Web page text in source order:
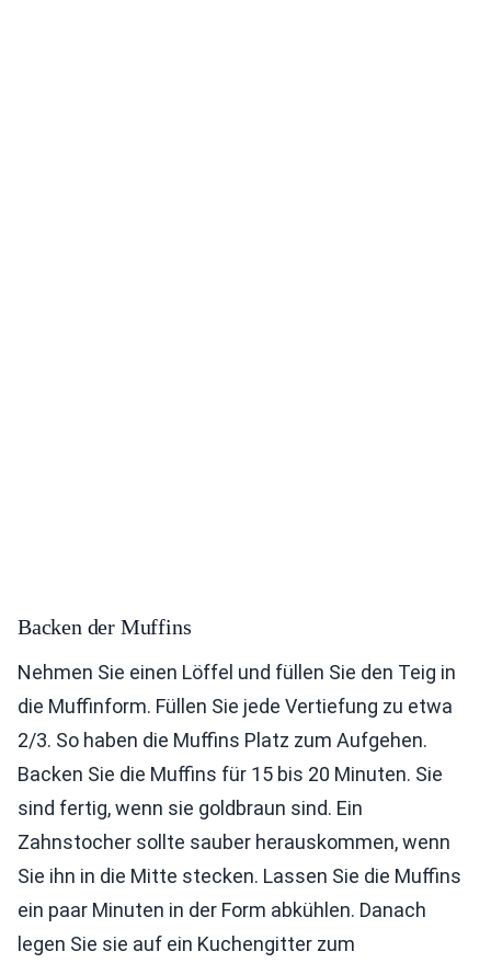
Backen der Muffins
Nehmen Sie einen Löffel und füllen Sie den Teig in
die Muffinform. Füllen Sie jede Vertiefung zu etwa
2/3. So haben die Muffins Platz zum Aufgehen.
Backen Sie die Muffins für 15 bis 20 Minuten. Sie
sind fertig, wenn sie goldbraun sind. Ein
Zahnstocher sollte sauber herauskommen, wenn
Sie ihn in die Mitte stecken. Lassen Sie die Muffins
ein paar Minuten in der Form abkühlen. Danach
legen Sie sie auf ein Kuchengitter zum